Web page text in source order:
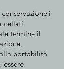
i
termine il
portabilità
essere